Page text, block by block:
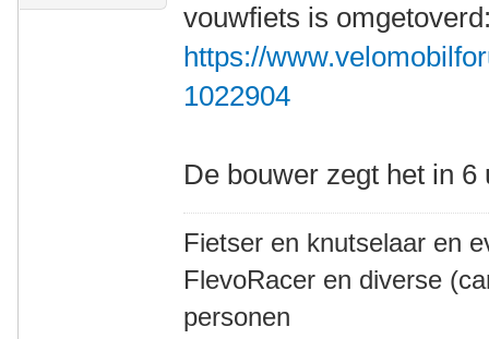
vouwfiets is
https://
1022904
De bouwer zegt het in
Fietser en knutselaar en
FlevoRacer en diverse
personen